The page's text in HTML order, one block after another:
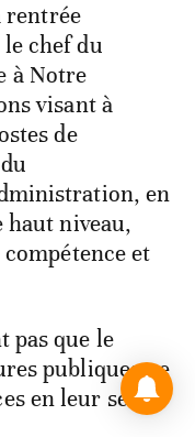
rentrée
chef du
à Notre
visant à
de
en
haut niveau,
et
pas que le
publiques ne
en leur sein.